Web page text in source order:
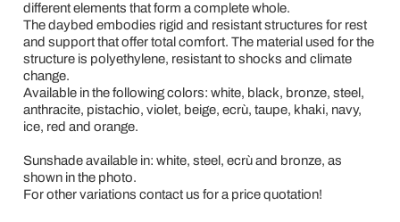
different elements that form a complete whole.
The daybed embodies rigid and resistant structures for rest
and support that offer total comfort. The material used for the
structure is polyethylene, resistant to shocks and climate
change.
Available in the following colors: white, black, bronze, steel,
anthracite, pistachio, violet, beige, ecrù, taupe, khaki, navy,
ice, red and orange.
Sunshade available in: white, steel, ecrù and bronze, as
shown in the photo.
For other variations contact us for a price quotation!